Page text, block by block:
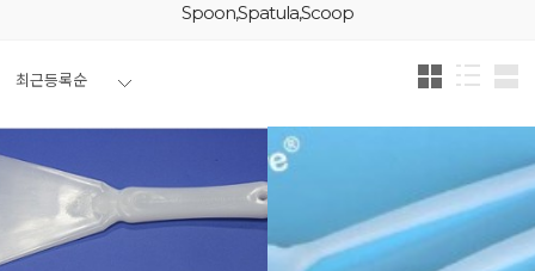
Spoon,Spatula,Scoop
최근등록순